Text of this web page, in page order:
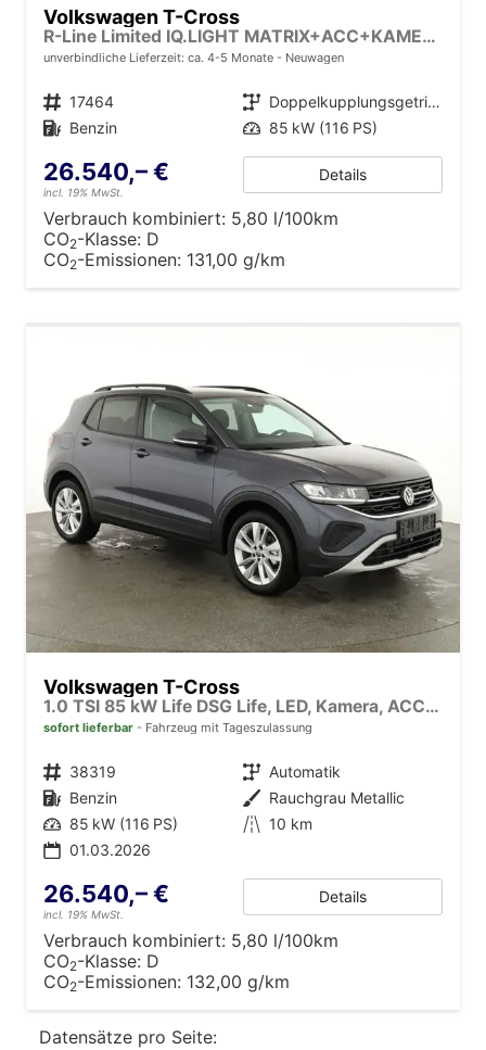
Volkswagen T-Cross
R-Line Limited IQ.LIGHT MATRIX+ACC+KAMERA+18'' ALU
unverbindliche Lieferzeit: ca. 4-5 Monate Neuwagen
Fahrzeugnr. 17464 Getriebe
Doppelkupplungsgetriebe (DSG)
Kraftstoff Benzin Leistung 85 kW (116 PS)
26.540,– €
incl. 19% MwSt.
Details
Verbrauch kombiniert: 5,80 l/100km
CO2-Klasse: D
CO2-Emissionen: 131,00 g/km
Volkswagen T-Cross
1.0 TSI 85 kW Life DSG Life, LED, Kamera, ACC, Side, Winter, 17-Zoll
sofort lieferbar Fahrzeug mit Tageszulassung
Fahrzeugnr. 38319 Getriebe Automatik
Kraftstoff Benzin Außenfarbe Rauchgrau Metallic
Leistung 85 kW (116 PS) Kilometerstand 10 km
01.03.2026
26.540,– €
incl. 19% MwSt.
Details
Verbrauch kombiniert: 5,80 l/100km
CO2-Klasse: D
CO2-Emissionen: 132,00 g/km
Datensätze pro Seite: